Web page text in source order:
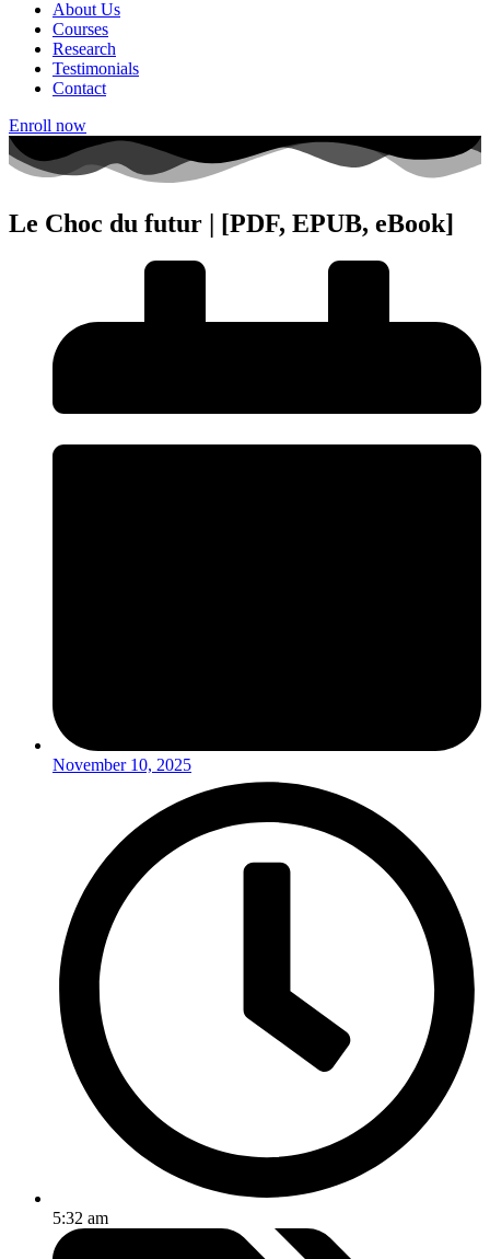
About Us
Courses
Research
Testimonials
Contact
Enroll now
Le Choc du futur | [PDF, EPUB, eBook]
November 10, 2025
5:32 am